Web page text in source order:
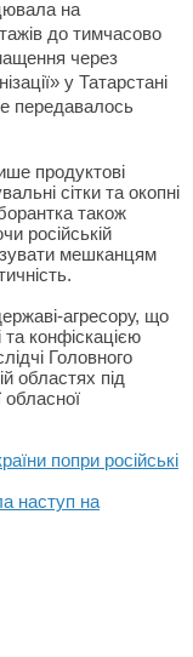
на
до тимчасово
через
у Татарстані
передавалось
продуктові
сітки та окопні
також
російській
мешканцям
агресору, що
та конфіскацією
Головного
областях під
попри російські
наступ на